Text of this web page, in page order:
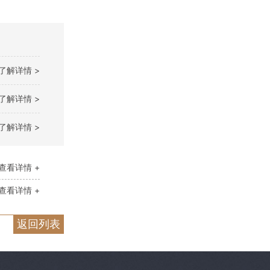
解详情 >
解详情 >
解详情 >
看详情 +
看详情 +
返回列表